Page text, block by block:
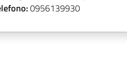
0956139930